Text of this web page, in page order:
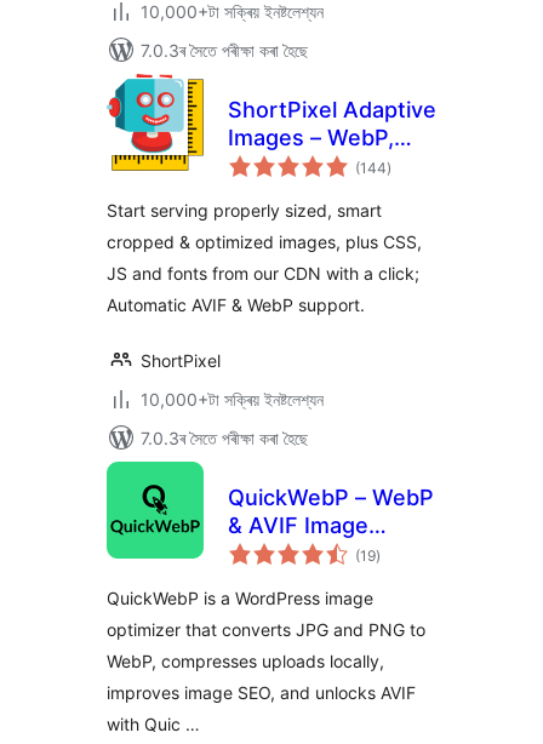
10,000+টা সক্ৰিয় ইনষ্টলেশ্যন
7.0.3ৰ সৈতে পৰীক্ষা কৰা হৈছে
ShortPixel Adaptive
Images – WebP,
AVIF, CDN, Image
(144টা
মুঠ)
Start serving properly sized, smart
cropped & optimized images, plus CSS,
JS and fonts from our CDN with a click;
Automatic AVIF & WebP support.
ShortPixel
10,000+টা সক্ৰিয় ইনষ্টলেশ্যন
7.0.3ৰ সৈতে পৰীক্ষা কৰা হৈছে
QuickWebP – WebP
& AVIF Image
Optimizer,
SEO for WordPress
(19টা
মুঠ)
QuickWebP is a WordPress image
optimizer that converts JPG and PNG to
WebP, compresses uploads locally,
improves image SEO, and unlocks AVIF
with Quic …